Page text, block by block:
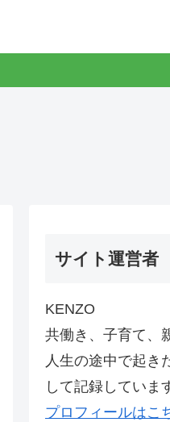
サイト運営者
KENZO
共働き、子育て、
人生の途中で起き
して記録していま
プロフィールはこ